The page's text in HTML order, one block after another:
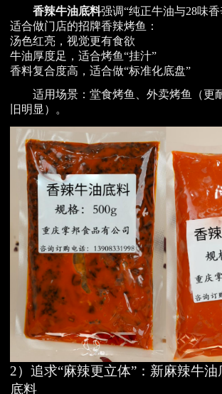
香辣牛油底料强调“纯正牛油与28味香
适合做门店的招牌香辣烤鱼：
汤色红亮，视觉更有食欲
牛油厚度足，适合烤鱼“挂汁”
香料复合度高，适合做“标准化底盘”
适用场景：堂食烤鱼、外卖烤鱼（更
旧明显）。
2）追求“麻辣更立体”：新麻辣牛油
底料